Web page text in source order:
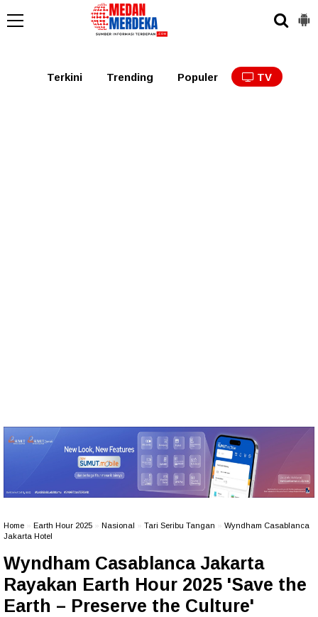
Tabagsel Tapanuli
Terkini Trending Populer TV
Home Earth Hour 2025 Nasional Tari Seribu Tangan
Wyndham Casablanca
Jakarta Hotel
Wyndham Casablanca Jakarta
Rayakan Earth Hour 2025 'Save the
Earth – Preserve the Culture'